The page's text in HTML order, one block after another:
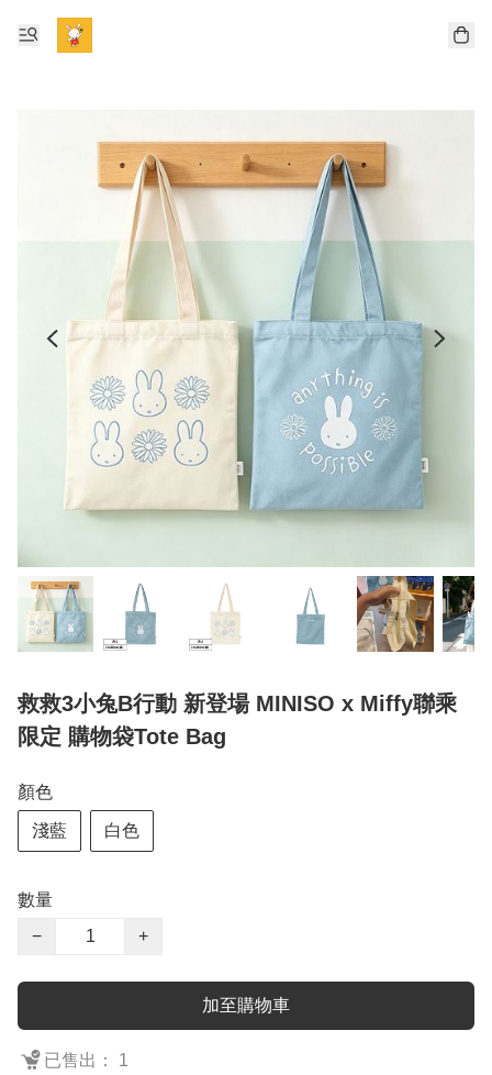
救救3小兔B行動 新登場 MINISO x Miffy聯乘
限定 購物袋Tote Bag
顏色
淺藍 白色
數量
−
+
加至購物車
已售出： 1